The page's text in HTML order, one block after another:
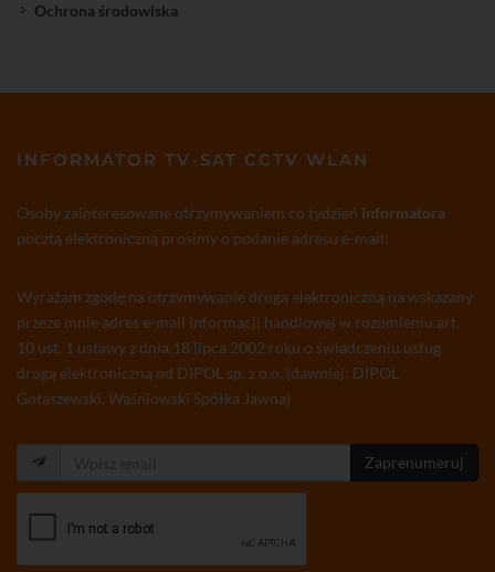
Ochrona środowiska
INFORMATOR TV-SAT CCTV WLAN
Osoby zainteresowane otrzymywaniem co tydzień Informatora
pocztą elektroniczną prosimy o podanie adresu e-mail:
Wyrażam zgodę na otrzymywanie drogą elektroniczną na wskazany
przeze mnie adres e-mail informacji handlowej w rozumieniu art.
10 ust. 1 ustawy z dnia 18 lipca 2002 roku o świadczeniu usług
drogą elektroniczną od DIPOL sp. z o.o. (dawniej: DIPOL
Gołaszewski, Waśniowski Spółka Jawna)
Zaprenumeruj